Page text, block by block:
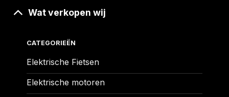
Wat verkopen wij
CATEGORIEËN
Elektrische Fietsen
Elektrische motoren